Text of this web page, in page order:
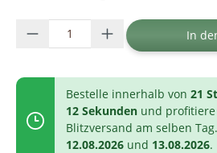
Produkt Anzahl: GibIn
Bestelle innerhalb von 21
11 Sekunden und
Blitzversand am selben
12.08.2026 und 13.08.2026.